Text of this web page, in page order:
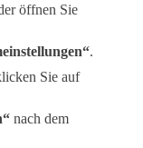
öffnen Sie
.
Sie auf
nach dem